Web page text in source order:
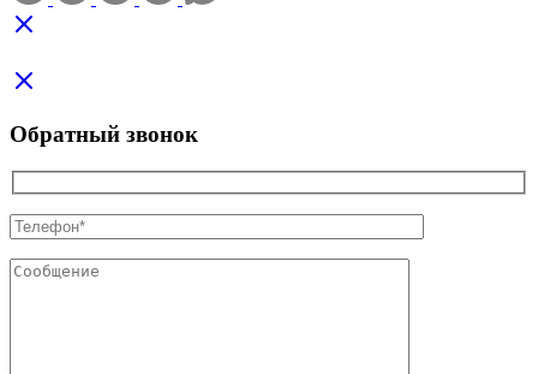
Обратный звонок